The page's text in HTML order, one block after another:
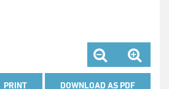
DOWNLOAD AS PDF
PRINT